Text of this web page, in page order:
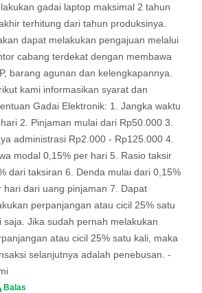
gadai laptop maksimal 2 tahun
terhitung dari tahun produksinya.
dapat melakukan pengajuan melalui
cabang terdekat dengan membawa
barang agunan dan kelengkapannya.
kami informasikan syarat dan
Gadai Elektronik: 1. Jangka waktu
2. Pinjaman mulai dari Rp50.000 3.
administrasi Rp2.000 - Rp125.000 4.
modal 0,15% per hari 5. Rasio taksir
dari taksiran 6. Denda mulai dari 0,15%
hari dari uang pinjaman 7. Dapat
perpanjangan atau cicil 25% satu
saja. Jika sudah pernah melakukan
atau cicil 25% satu kali, maka
selanjutnya adalah penebusan. -
Balas